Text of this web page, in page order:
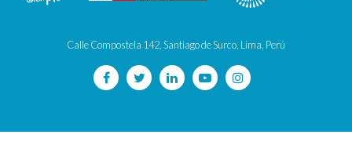
Calle Compostela 142, Santiago de Surco, Lima, Perú